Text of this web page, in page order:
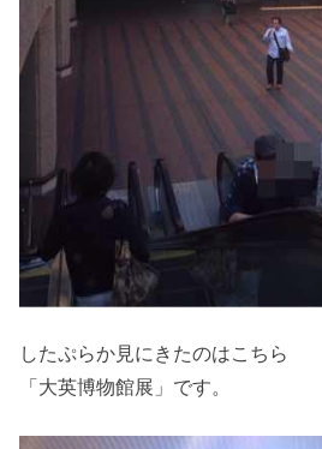
したぷらか見にきたのはこちら
「大英博物館展」です。